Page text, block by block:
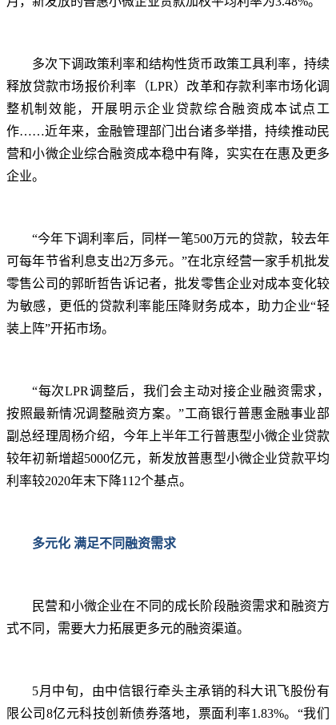
多次下调政策利率和结构性货币政策工具利率，持续
释放贷款市场报价利率 （LPR）改革和存款利率市场化调
整机制效能，开展明示企业贷款综合融资成本试点工
作……近年来，金融管理部门出台诸多举措，持续推动民
营和小微企业综合融资成本稳中有降，实实在在惠及更多
企业。
“今年下调利率后，同样一笔500万元的贷款，较去年
可每年节省利息支出2万多元。”在北京经营一家手机批发
零售公司的郭昕哲告诉记者，批发零售企业对成本变化较
为敏感，更低的贷款利率能压降财务成本，助力企业“轻
装上阵”开拓市场。
“每次LPR调整后，我们会主动对接企业融资需求，
按照最新情况调整融资方案。”工商银行普惠金融事业部
副总经理周杨介绍，今年上半年工行普惠型小微企业贷款
较年初新增超5000亿元，新发放普惠型小微企业贷款平均
利率较2020年末下降112个基点。
多元化 满足不同融资需求
民营和小微企业在不同的成长阶段融资需求和融资方
式不同，需要大力拓展更多元的融资渠道。
5月中旬，由中信银行牵头主承销的科大讯飞股份有
限公司8亿元科技创新债券落地，票面利率1.83%。“我们